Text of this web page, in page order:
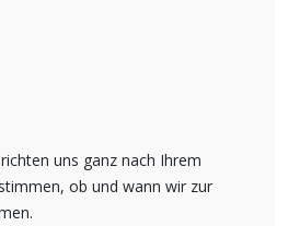
uns ganz nach Ihrem
ob und wann wir zur